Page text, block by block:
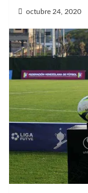
octubre 24, 2020